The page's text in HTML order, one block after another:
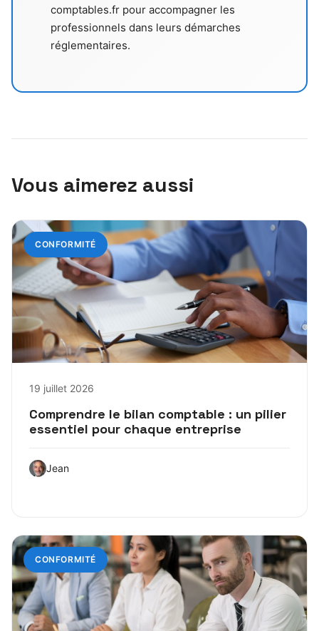
comptables.fr pour accompagner les
professionnels dans leurs démarches
réglementaires.
Vous aimerez aussi
CONFORMITÉ
19 juillet 2026
Comprendre le bilan comptable : un pilier
essentiel pour chaque entreprise
Jean
CONFORMITÉ